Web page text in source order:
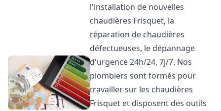
l'installation de nouvelles
chaudières Frisquet, la
réparation de chaudières
défectueuses, le dépannage
d'urgence 24h/24, 7j/7. Nos
plombiers sont formés pour
travailler sur les chaudières
Frisquet et disposent des outils